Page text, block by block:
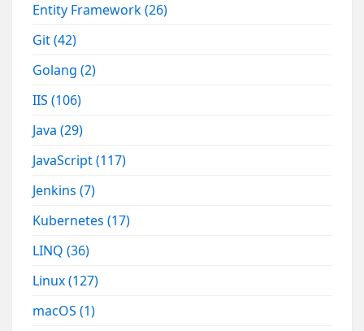
Entity Framework(26)
Git(42)
Golang(2)
IIS(106)
Java(29)
JavaScript(117)
Jenkins(7)
Kubernetes(17)
LINQ(36)
Linux(127)
macOS(1)